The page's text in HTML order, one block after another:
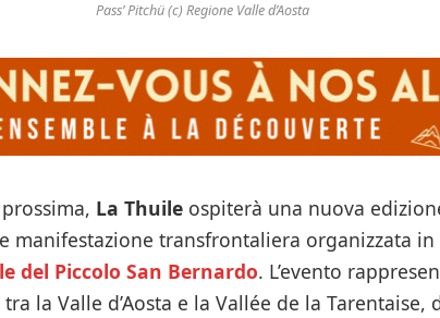
Pass’ Pitchü (c) Regione Valle d’Aosta
La Thuileospiterà una nuova
manifestazione transfrontaliera organizzata in
del Piccolo San Bernardo. L’evento
la Valle d’Aosta e la Vallée de la Tarentaise,